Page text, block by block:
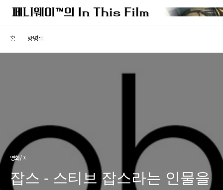
홈 방명록
영화/ㅈ
잡스 - 스티브 잡스라는 인물을